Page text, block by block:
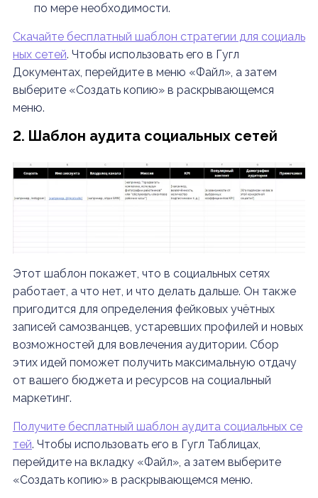
по мере необходимости.
Скачайте бесплатный шаблон стратегии для социаль
ных сетей. Чтобы использовать его в Гугл
Документах, перейдите в меню «Файл», а затем
выберите «Создать копию» в раскрывающемся
меню.
2. Шаблон аудита социальных сетей
Этот шаблон покажет, что в социальных сетях
работает, а что нет, и что делать дальше. Он также
пригодится для определения фейковых учётных
записей самозванцев, устаревших профилей и новых
возможностей для вовлечения аудитории. Сбор
этих идей поможет получить максимальную отдачу
от вашего бюджета и ресурсов на социальный
маркетинг.
Получите бесплатный шаблон аудита социальных се
тей. Чтобы использовать его в Гугл Таблицах,
перейдите на вкладку «Файл», а затем выберите
«Создать копию» в раскрывающемся меню.